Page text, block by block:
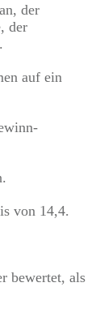
der
der
auf ein
von 14,4.
bewertet, als